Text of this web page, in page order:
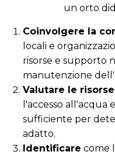
un orto
Coinvolgere la
locali e
risorse e supporto
manutenzione
Valutare le
l'accesso all'acqua
sufficiente per
adatto.
Identificare come